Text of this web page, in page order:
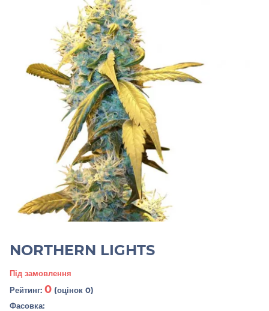
NORTHERN LIGHTS
Під замовлення
Рейтинг: 0 (оцінок 0)
Фасовка: